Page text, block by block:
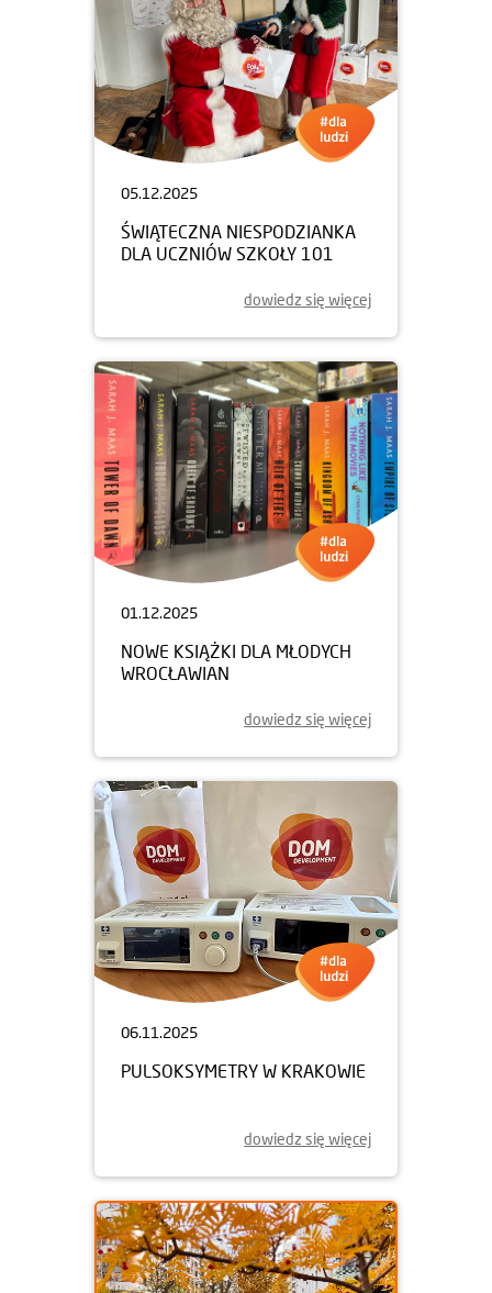
05.12.2025
ŚWIĄTECZNA NIESPODZIANKA
DLA UCZNIÓW SZKOŁY 101
dowiedz się więcej
01.12.2025
NOWE KSIĄŻKI DLA MŁODYCH
WROCŁAWIAN
dowiedz się więcej
06.11.2025
PULSOKSYMETRY W KRAKOWIE
dowiedz się więcej